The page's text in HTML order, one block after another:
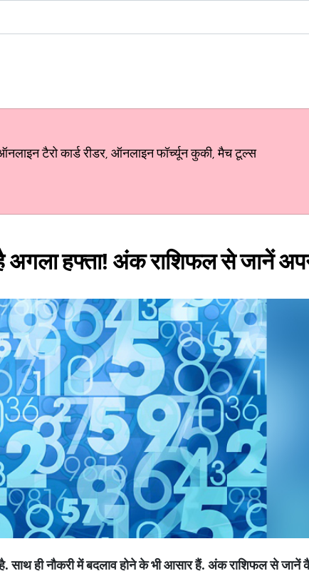
टैरो कार्ड रीडर, ऑनलाइन फॉर्च्यून कुकी, मैच टूल्स
अगला हफ्ता! अंक राशिफल से जानें
.साथहीनौकरीमेंबदलावहोनेकेभीआसारहैं. अंकराशिफलसेजानें